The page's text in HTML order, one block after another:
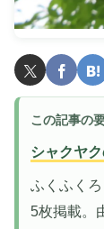
この記事の
シャクヤ
ふくふく
5枚掲載。